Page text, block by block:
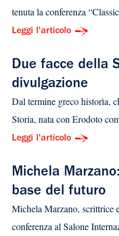
tenuta la conferenza
Leggi l'articolo
Due facce della
divulgazione
Dal termine greco historìa,
Storia, nata con Erodoto
Leggi l'articolo
Michela
base del futuro
Michela Marzano, scrittrice
conferenza al Salone